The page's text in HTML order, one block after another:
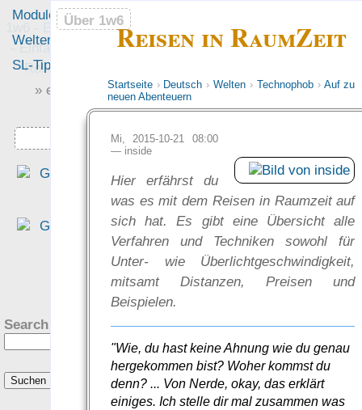
1w6 - Ein Würfel System
- Einfach saubere, freie
Rollenspiel-Regeln
Reisen in RaumZeit
Startseite› Deutsch ›Welten › Technophob› Auf zu
neuen Abenteuern
Mi, 2015-10-21 08:00
— inside
Hier erfährst du
was es mit dem Reisen in Raumzeit auf
sich hat. Es gibt eine Übersicht alle
Verfahren und Techniken sowohl für
Unter- wie Überlichtgeschwindigkeit,
mitsamt Distanzen, Preisen und
Beispielen.
"Wie, du hast keine Ahnung wie du genau
hergekommen bist? Woher kommst du
denn? ... Von Nerde, okay, das erklärt
einiges. Ich stelle dir mal zusammen was
Über 1w6
Module
Welten
Foren
SL-Tipps
» einfach saubere «
» Regeln «
Über 1w6
Downloads
Search this site:
„Dass man alle
Werte benennt, macht
Ein­stieg wun­der­bar
und intuitiv.“
— Tim Charzinski in
Rezension bei den